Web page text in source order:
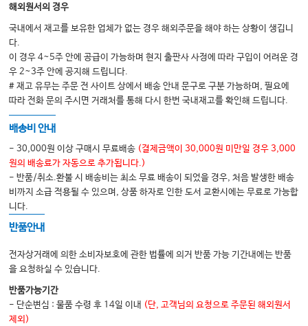
해외원서의 경우
국내에서 재고를 보유한 업체가 없는 경우 해외주문을 해야 하는 상황이 생깁니
다.
이 경우 4~5주 안에 공급이 가능하며 현지 출판사 사정에 따라 구입이 어려운 경
우 2~3주 안에 공지해 드립니다.
# 재고 유무는 주문 전 사이트 상에서 배송 안내 문구로 구분 가능하며, 필요에
따라 전화 문의 주시면 거래처를 통해 다시 한번 국내재고를 확인해 드립니다.
배송비 안내
- 30,000원 이상 구매시 무료배송 (결제금액이 30,000원 미만일 경우 3,000
원의 배송료가 자동으로 추가됩니다.)
- 반품/취소.환불 시 배송비는 최소 무료 배송이 되었을 경우, 처음 발생한 배송
비까지 소급 적용될 수 있으며, 상품 하자로 인한 도서 교환시에는 무료로 가능합
니다.
반품안내
전자상거래에 의한 소비자보호에 관한 법률에 의거 반품 가능 기간내에는 반품
을 요청하실 수 있습니다.
반품가능기간
- 단순변심 : 물품 수령 후 14일 이내 (단, 고객님의 요청으로 주문된 해외원서
제외)